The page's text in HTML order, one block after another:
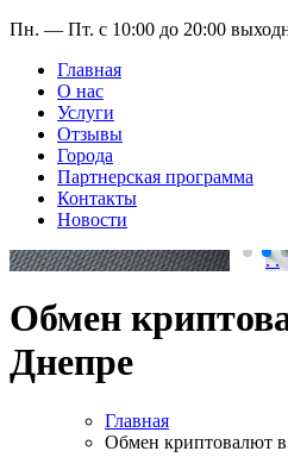
Пн. — Пт. с 10:00 до 20:00
Главная
О нас
Услуги
Отзывы
Города
Партнерская программа
Контакты
Новости
. .
Обмен
Днепре
Главная
Обмен криптовалют